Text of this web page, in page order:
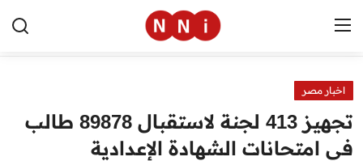
الرئيسية
اخبار مصر
اخبار مصر
تجهيز 413 لجنة لاستقبال 89878 طالب
في امتحانات الشهادة الإعدادية